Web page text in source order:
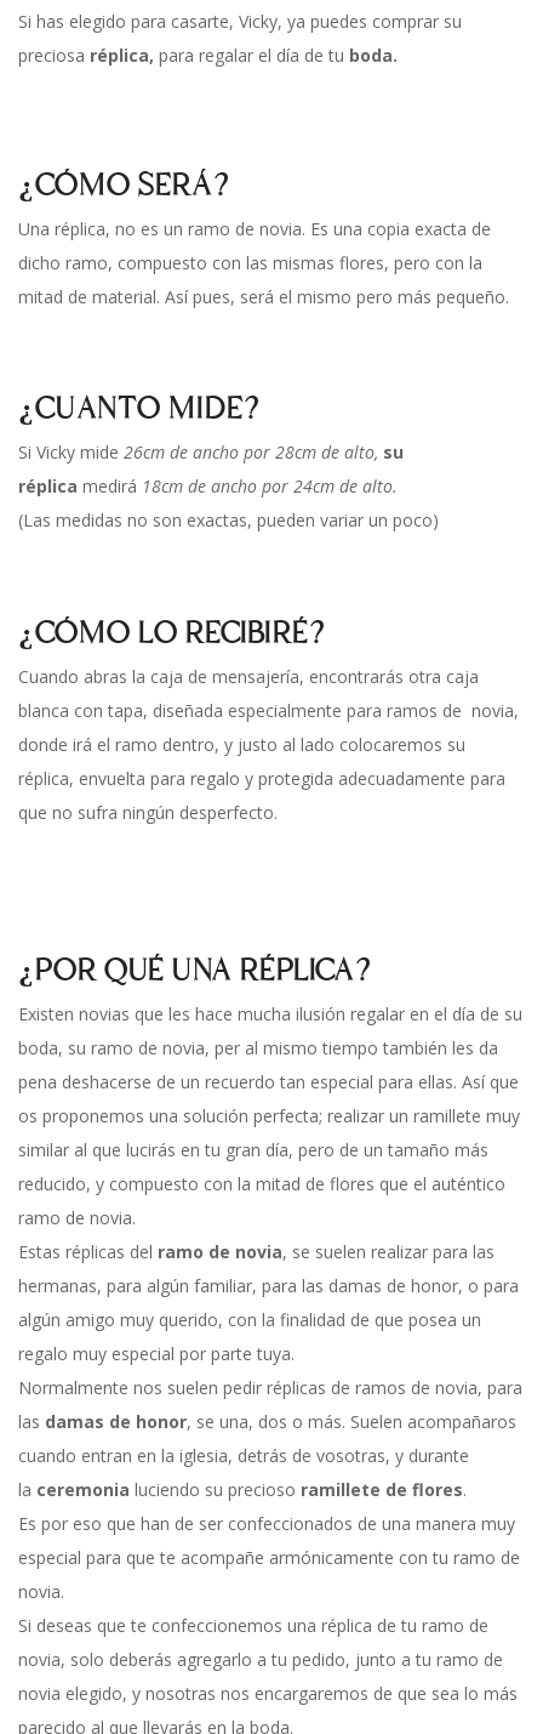
Si has elegido para casarte, Vicky, ya puedes comprar su
preciosa réplica, para regalar el día de tu boda.
¿CÓMO SERÁ?
Una réplica, no es un ramo de novia. Es una copia exacta de
dicho ramo, compuesto con las mismas flores, pero con la
mitad de material. Así pues, será el mismo pero más pequeño.
¿CUANTO MIDE?
Si Vicky mide 26cm de ancho por 28cm de alto, su
réplica medirá 18cm de ancho por 24cm de alto.
(Las medidas no son exactas, pueden variar un poco)
¿CÓMO LO RECIBIRÉ?
Cuando abras la caja de mensajería, encontrarás otra caja
blanca con tapa, diseñada especialmente para ramos de novia,
donde irá el ramo dentro, y justo al lado colocaremos su
réplica, envuelta para regalo y protegida adecuadamente para
que no sufra ningún desperfecto.
¿POR QUÉ UNA RÉPLICA?
Existen novias que les hace mucha ilusión regalar en el día de su
boda, su ramo de novia, per al mismo tiempo también les da
pena deshacerse de un recuerdo tan especial para ellas. Así que
os proponemos una solución perfecta; realizar un ramillete muy
similar al que lucirás en tu gran día, pero de un tamaño más
reducido, y compuesto con la mitad de flores que el auténtico
ramo de novia.
Estas réplicas del ramo de novia, se suelen realizar para las
hermanas, para algún familiar, para las damas de honor, o para
algún amigo muy querido, con la finalidad de que posea un
regalo muy especial por parte tuya.
Normalmente nos suelen pedir réplicas de ramos de novia, para
las damas de honor, se una, dos o más. Suelen acompañaros
cuando entran en la iglesia, detrás de vosotras, y durante
la ceremonia luciendo su precioso ramillete de flores.
Es por eso que han de ser confeccionados de una manera muy
especial para que te acompañe armónicamente con tu ramo de
novia.
Si deseas que te confeccionemos una réplica de tu ramo de
novia, solo deberás agregarlo a tu pedido, junto a tu ramo de
novia elegido, y nosotras nos encargaremos de que sea lo más
parecido al que llevarás en la boda.